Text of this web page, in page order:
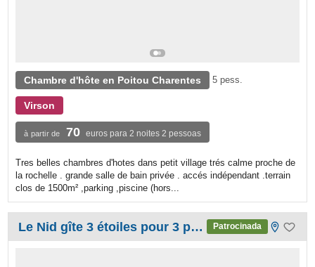
Chambre d'hôte en Poitou Charentes 5 pess.
Virson
à partir de 70 euros para 2 noites 2 pessoas
Tres belles chambres d'hotes dans petit village trés calme proche de
la rochelle . grande salle de bain privée . accés indépendant .terrain
clos de 1500m² ,parking ,piscine (hors...
Le Nid gîte 3 étoiles pour 3 personnes Patrocinada